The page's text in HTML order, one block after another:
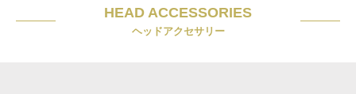
HEAD ACCESSORIES
ヘッドアクセサリー